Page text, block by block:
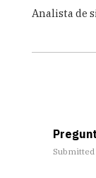
Analista de
Submitted